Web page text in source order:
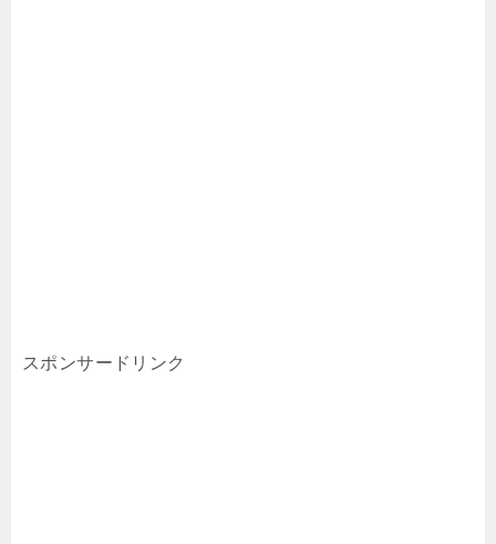
スポンサードリンク